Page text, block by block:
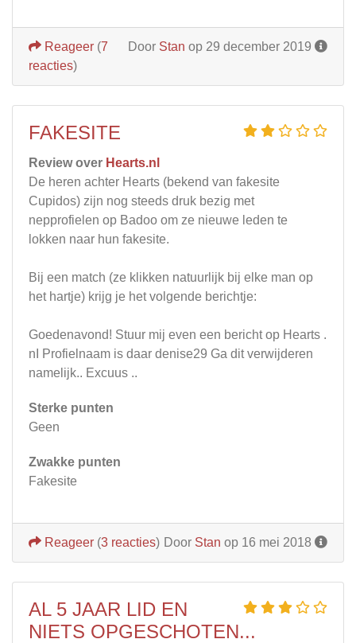
Door Stan op 29 december 2019
Reageer (7
reacties)
FAKESITE
Review over Hearts.nl
De heren achter Hearts (bekend van fakesite
Cupidos) zijn nog steeds druk bezig met
nepprofielen op Badoo om ze nieuwe leden te
lokken naar hun fakesite.
Bij een match (ze klikken natuurlijk bij elke man op
het hartje) krijg je het volgende berichtje:
Goedenavond! Stuur mij even een bericht op Hearts .
nI Profielnaam is daar denise29 Ga dit verwijderen
namelijk.. Excuus ..
Sterke punten
Geen
Zwakke punten
Fakesite
Door Stan op 16 mei 2018
Reageer (3 reacties)
AL 5 JAAR LID EN
NIETS OPGESCHOTEN...